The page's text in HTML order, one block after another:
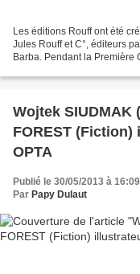
Les éditions Rouff ont été
Jules Rouff et C°, éditeurs
Barba. Pendant la Première
Wojtek SIUDMAK
FOREST
OPTA
Publié le 30/05/2013 à 16:09
Par Papy Dulaut